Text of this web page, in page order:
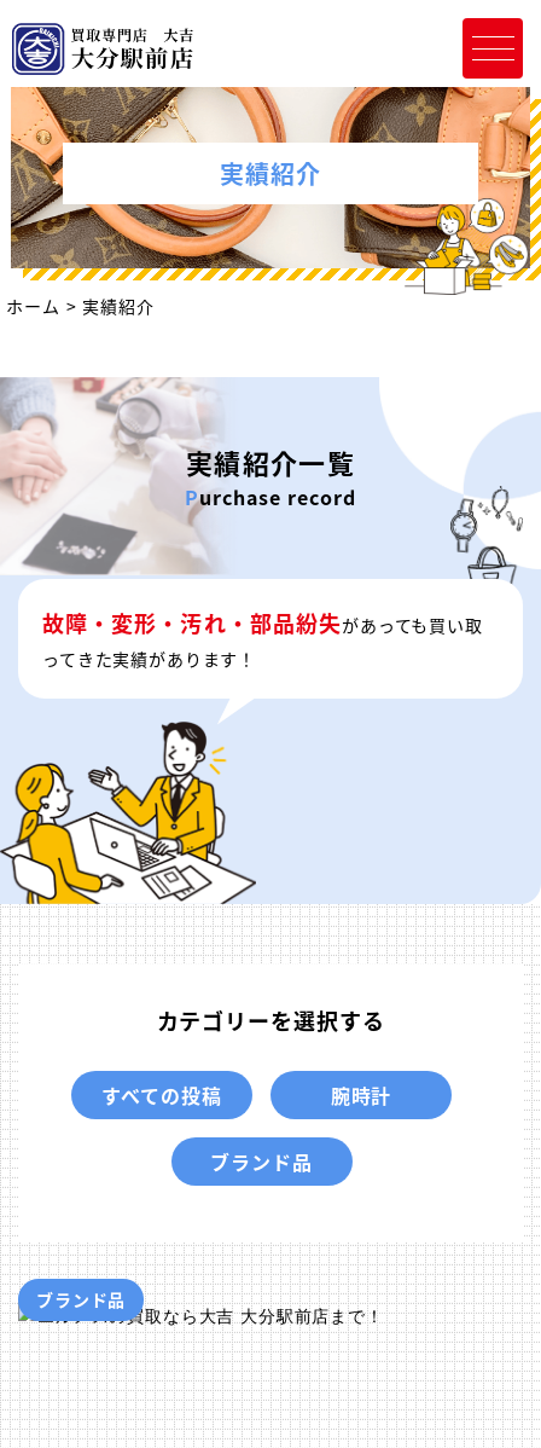
実績紹介
ホーム 実績紹介
実績紹介一覧
Purchase record
故障・変形・汚れ・部品紛失があっても買い取
ってきた実績があります！
カテゴリーを選択する
すべての投稿 腕時計
ブランド品
ブランド品